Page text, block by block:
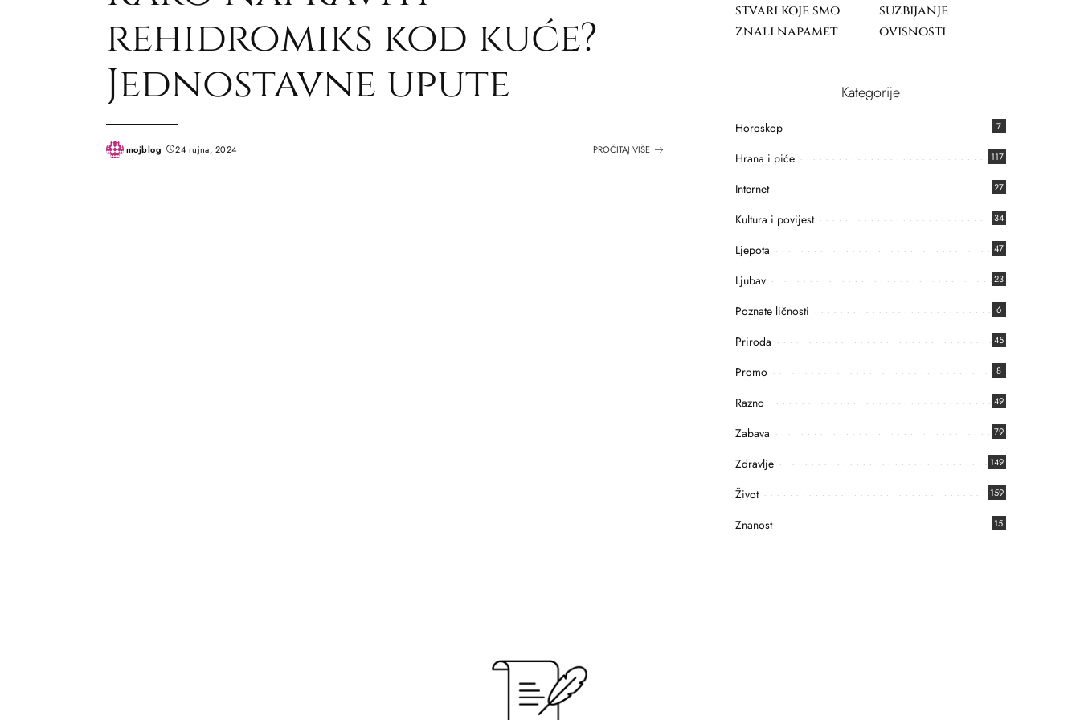
rehidromiks kod kuće?
Jednostavne upute
Postedmojblog 24 rujna, 2024 PROČITAJ VIŠE
stvari koje smo
znali napamet
suzbijanje
ovisnosti
Kategorije
Horoskop 7
Hrana i piće 117
Internet 27
Kultura i povijest 34
Ljepota 47
Ljubav 23
Poznate ličnosti 6
Priroda 45
Promo 8
Razno 49
Zabava 79
Zdravlje 149
Život 159
Znanost 15